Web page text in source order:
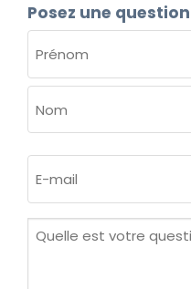
Posez une
(NÉCESSAIRE)
Prénom
mail
Quelle